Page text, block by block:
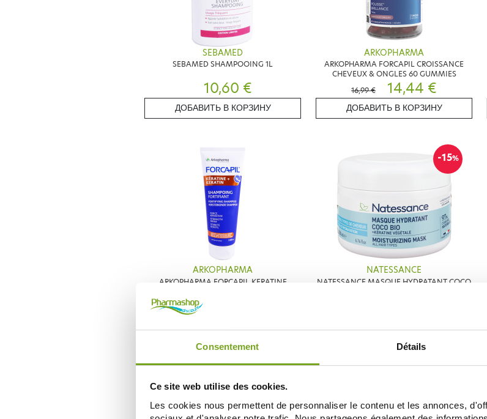
Consentement Détails
Ce site web utilise des cookies.
Les cookies nous permettent de personnaliser le contenu et les annonces,
SEBAMED
SEBAMED SHAMPOOING 1L
10,60 €
ДОБАВИТЬ В КОРЗИНУ
ARKOPHARMA
ARKOPHARMA FORCAPIL CROISSANCE
CHEVEUX & ONGLES 60 GUMMIES
16,99 €
14,44 €
ДОБАВИТЬ В КОРЗИНУ
ARKOPHARMA
ARKOPHARMA FORCAPIL KERATINE
-15%
NATESSANCE
NATESSANCE MASQUE HYDRATANT COCO